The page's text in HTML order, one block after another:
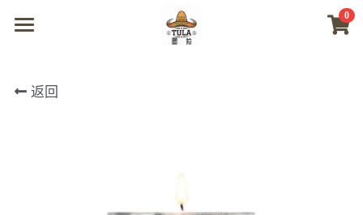
0
商城
返回
×
商品分类
所有商品分类